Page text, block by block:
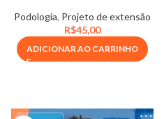
Podologia, Projeto de extensão
R$45,00
ADICIONAR AO CARRINHO